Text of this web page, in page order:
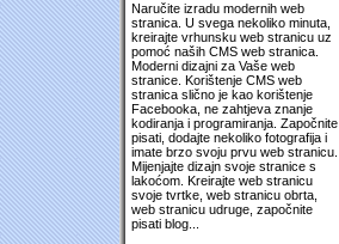
Naručite izradu modernih web
stranica. U svega nekoliko minuta,
kreirajte vrhunsku web stranicu uz
pomoć naših CMS web stranica.
Moderni dizajni za Vaše web
stranice. Korištenje CMS web
stranica slično je kao korištenje
Facebooka, ne zahtjeva znanje
kodiranja i programiranja. Započnite
pisati, dodajte nekoliko fotografija i
imate brzo svoju prvu web stranicu.
Mijenjajte dizajn svoje stranice s
lakoćom. Kreirajte web stranicu
svoje tvrtke, web stranicu obrta,
web stranicu udruge, započnite
pisati blog...